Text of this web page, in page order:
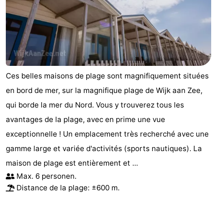
Ces belles maisons de plage sont magnifiquement situées
en bord de mer, sur la magnifique plage de Wijk aan Zee,
qui borde la mer du Nord. Vous y trouverez tous les
avantages de la plage, avec en prime une vue
exceptionnelle ! Un emplacement très recherché avec une
gamme large et variée d'activités (sports nautiques). La
maison de plage est entièrement et ...
Max. 6 personen.
Distance de la plage: ±600 m.